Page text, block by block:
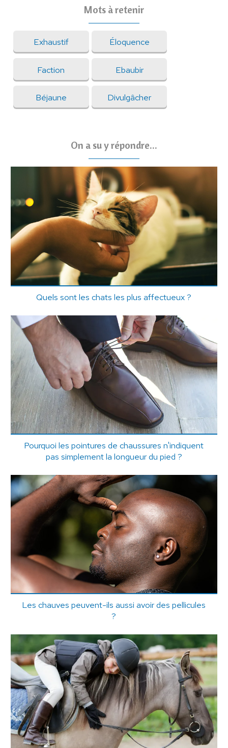
Mots à retenir
Exhaustif Éloquence
Faction Ebaubir
Béjaune Divulgâcher
On a su y répondre...
Quels sont les chats les plus affectueux ?
Pourquoi les pointures de chaussures n'indiquent
pas simplement la longueur du pied ?
Les chauves peuvent-ils aussi avoir des pellicules
?